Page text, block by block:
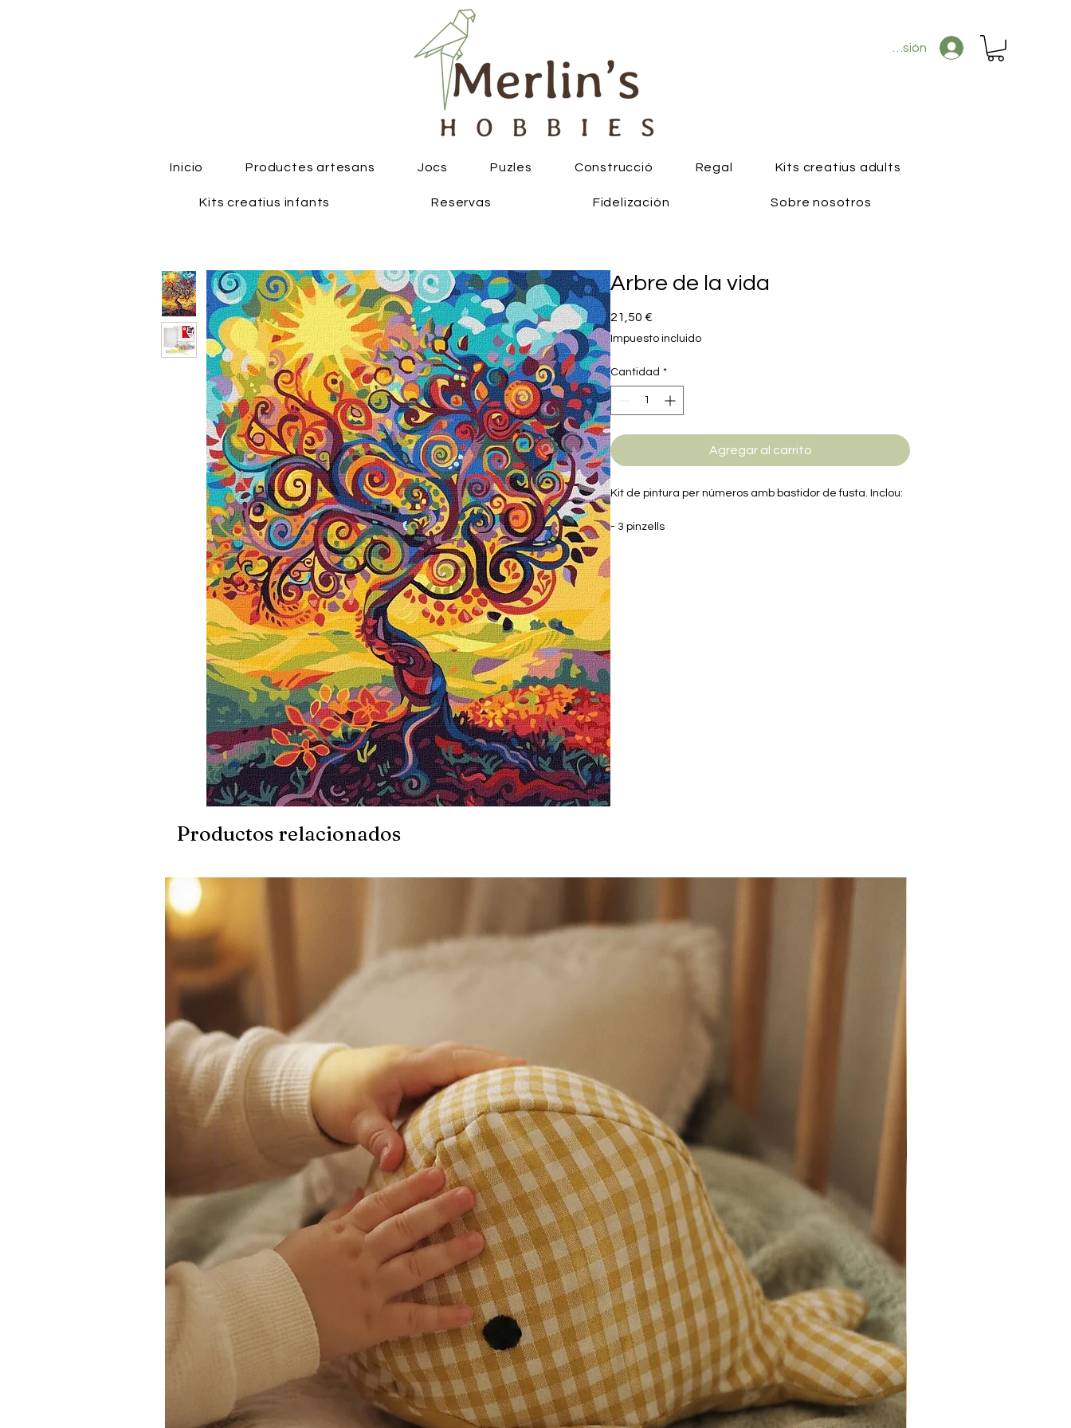
Iniciar sesión
Inicio Productes artesans Jocs Puzles Construcció Regal Kits creatius adults
Kits creatius infants Reservas Fidelización Sobre nosotros
Arbre de la vida
21,50 €
Impuesto incluido
Cantidad *
Agregar al carrito
Kit de pintura per números amb bastidor de fusta. Inclou:
- 3 pinzells
Productos relacionados